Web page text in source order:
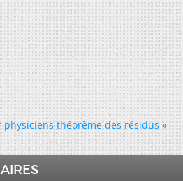
physiciens théorème des résidus »